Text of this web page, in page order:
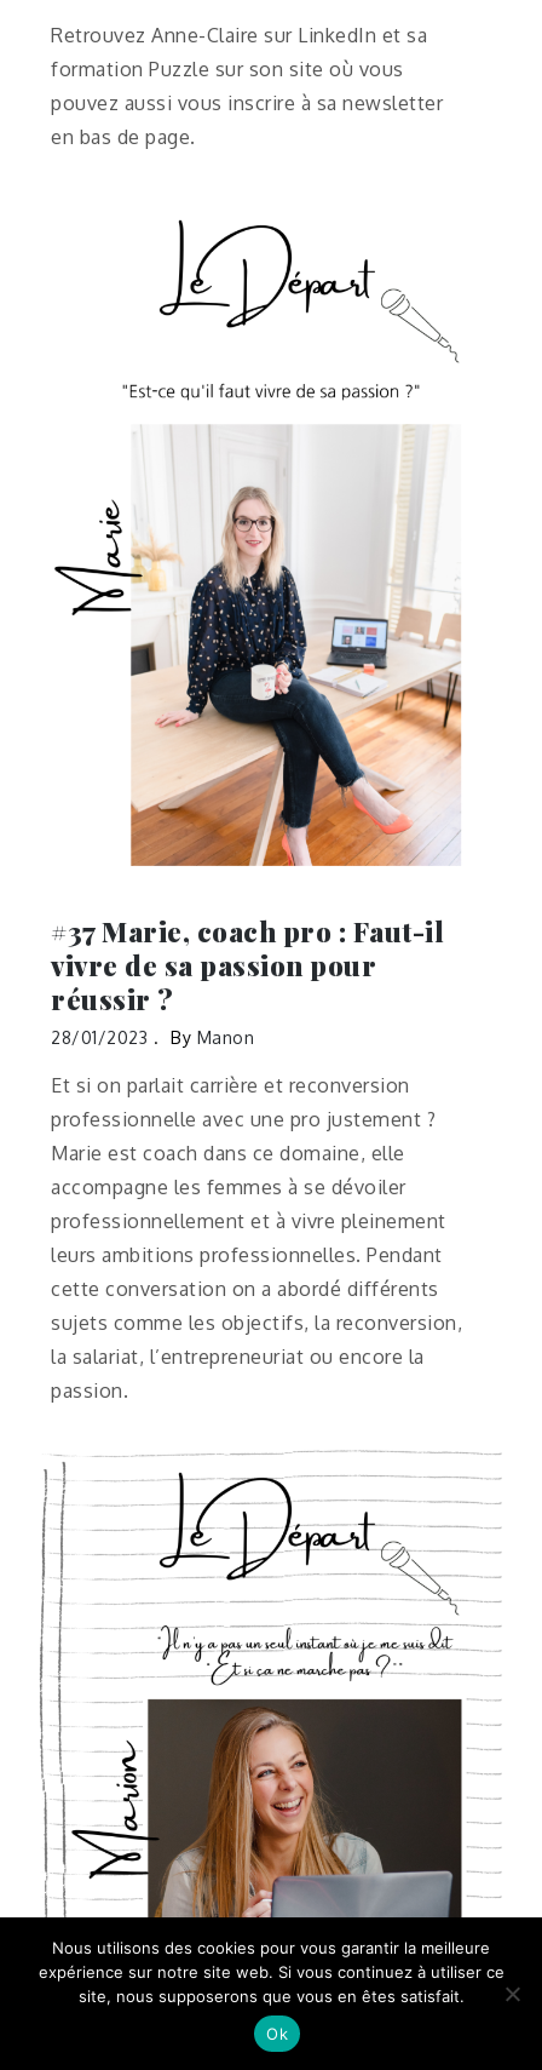
Retrouvez Anne-Claire sur LinkedIn et sa
formation Puzzle sur son site où vous
pouvez aussi vous inscrire à sa newsletter
en bas de page.
#37 Marie, coach pro : Faut-il
vivre de sa passion pour
réussir ?
28/01/2023 By Manon
Et si on parlait carrière et reconversion
professionnelle avec une pro justement ?
Marie est coach dans ce domaine, elle
accompagne les femmes à se dévoiler
professionnellement et à vivre pleinement
leurs ambitions professionnelles. Pendant
cette conversation on a abordé différents
sujets comme les objectifs, la reconversion,
la salariat, l’entrepreneuriat ou encore la
passion.
Nous utilisons des cookies pour vous garantir la meilleure
expérience sur notre site web. Si vous continuez à utiliser ce
site, nous supposerons que vous en êtes satisfait.
Ok